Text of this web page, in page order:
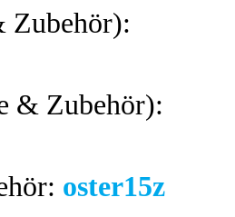
Zubehör):
& Zubehör):
oster15z